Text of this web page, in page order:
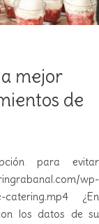
mejor
de
para evitar
wp-
catering.mp4 ¿En
los datos de su